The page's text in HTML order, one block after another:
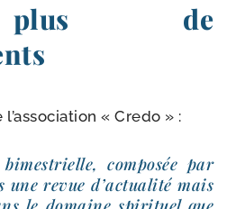
de
« Credo » :
com­po­sée par
une revue d’ac­tua­li­té mais